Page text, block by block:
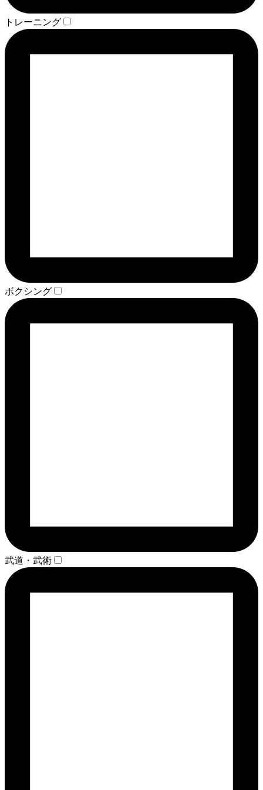
トレーニング
ボクシング
武道・武術